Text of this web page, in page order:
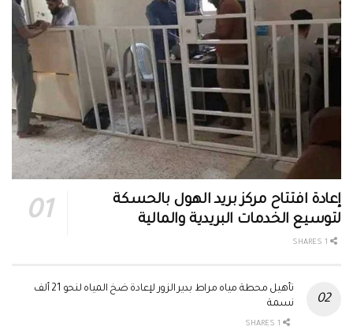
إعادة افتتاح مركز بريد الهول بالحسكة
لتوسيع الخدمات البريدية والمالية
تأهيل محطة مياه مراط بدير الزور لإعادة ضخ المياه لنحو 21 ألف
نسمة